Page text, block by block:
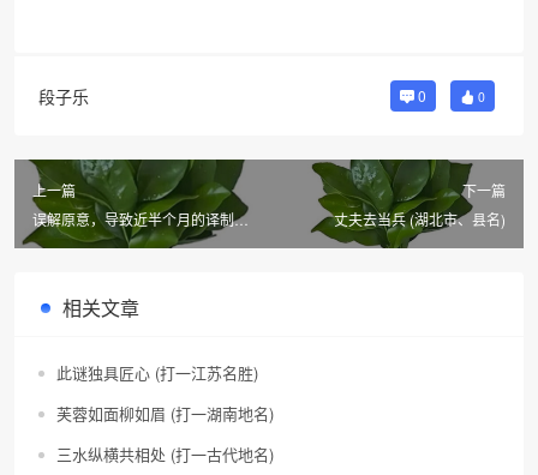
段子乐 0 0
上一篇
误解原意，导致近半个月的译制工
作付之东流 (7字体育名词)
下一篇
丈夫去当兵 (湖北市、县名)
相关文章
此谜独具匠心 (打一江苏名胜)
芙蓉如面柳如眉 (打一湖南地名)
三水纵横共相处 (打一古代地名)